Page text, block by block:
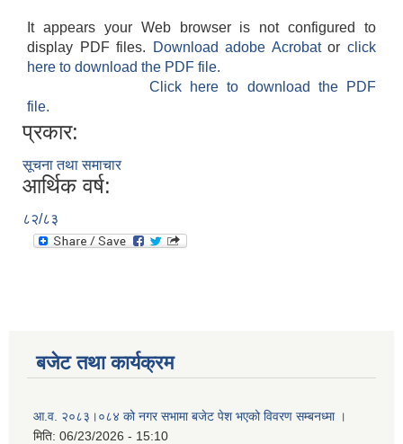
It appears your Web browser is not configured to
display PDF files.
Download adobe Acrobatorclick
here to download the PDF file.
Click here to download the PDF
file.
प्रकार:
सूचना तथा समाचार
आर्थिक वर्ष:
८२/८३
बजेट तथा कार्यक्रम
आ.व. २०८३।०८४ को नगर सभामा बजेट पेश भएको विवरण सम्बनध्मा ।
मिति: 06/23/2026 - 15:10